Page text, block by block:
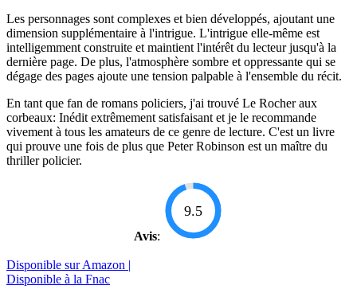
Les personnages sont complexes et bien développés, ajoutant une
dimension supplémentaire à l'intrigue. L'intrigue elle-même est
intelligemment construite et maintient l'intérêt du lecteur jusqu'à la
dernière page. De plus, l'atmosphère sombre et oppressante qui se
dégage des pages ajoute une tension palpable à l'ensemble du récit.
En tant que fan de romans policiers, j'ai trouvé Le Rocher aux
corbeaux: Inédit extrêmement satisfaisant et je le recommande
vivement à tous les amateurs de ce genre de lecture. C'est un livre
qui prouve une fois de plus que Peter Robinson est un maître du
thriller policier.
Avis:
9.5
Disponible sur Amazon |
Disponible à la Fnac